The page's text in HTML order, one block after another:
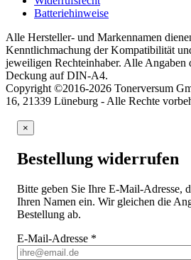
Batteriehinweise
Alle Hersteller- und Markennamen
Kenntlichmachung der Kompatibilität
jeweiligen Rechteinhaber. Alle Angaben
Deckung auf DIN-A4.
Copyright ©2016-2026 Tonerversum
16, 21339 Lüneburg - Alle Rechte
×
Bestellung widerrufen
Bitte geben Sie Ihre E-Mail-Adresse,
Ihren Namen ein. Wir gleichen die
Bestellung ab.
E-Mail-Adresse *